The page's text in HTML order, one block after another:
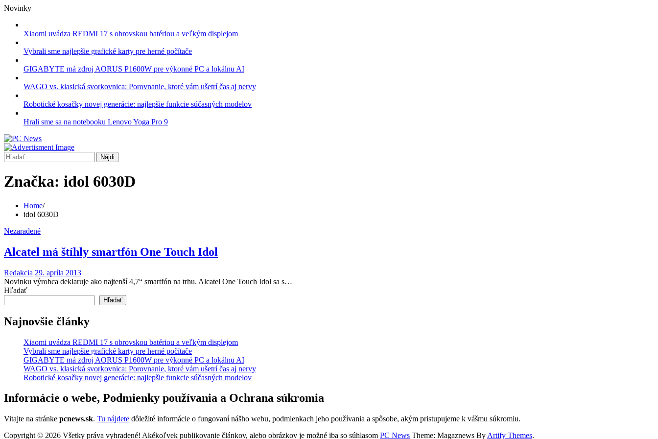
Skip
content
Novinky
Xiaomi uvádza REDMI 17 s obrovskou batériou a veľkým displejom
Vybrali sme najlepšie grafické karty pre herné počítače
GIGABYTE má zdroj AORUS P1600W pre výkonné PC a lokálnu AI
WAGO vs. klasická svorkovnica: Porovnanie, ktoré vám ušetrí čas aj nervy
Robotické kosačky novej generácie: najlepšie funkcie súčasných modelov
Hrali sme sa na notebooku Lenovo Yoga Pro 9
Hľadať:
Značka: idol 6030D
Home
idol 6030D
Nezaradené
Alcatel má štíhly smartfón One Touch Idol
Redakcia 29. apríla 2013
Novinku výrobca deklaruje ako najtenší 4,7“ smartfón na trhu. Alcatel One Touch Idol sa s…
Hľadať
Hľadať
Najnovšie články
Xiaomi uvádza REDMI 17 s obrovskou batériou a veľkým displejom
Vybrali sme najlepšie grafické karty pre herné počítače
GIGABYTE má zdroj AORUS P1600W pre výkonné PC a lokálnu AI
WAGO vs. klasická svorkovnica: Porovnanie, ktoré vám ušetrí čas aj nervy
Robotické kosačky novej generácie: najlepšie funkcie súčasných modelov
Informácie o webe, Podmienky používania a Ochrana súkromia
Vitajte na stránke pcnews.sk. Tu nájdete dôležité informácie o fungovaní nášho webu, podmienkach jeho používania a spôsobe, akým pristupujeme k vášmu súkromiu.
Copyright © 2026 Všetky práva vyhradené! Akékoľvek publikovanie článkov, alebo obrázkov je možné iba so súhlasom PC News Theme: Magaznews By Artify Themes.